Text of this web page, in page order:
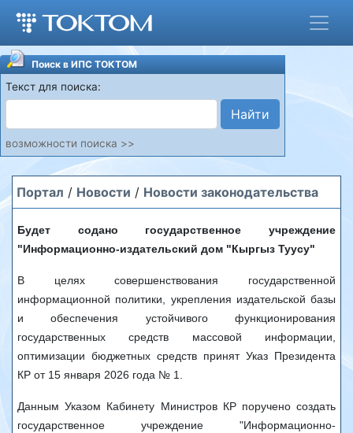
Поиск в ИПС ТОКТОМ
Текст для поиска:
Найти
возможности поиска >>
Портал / Новости / Новости законодательства
Будет содано государственное учреждение
"Информационно-издательский дом "Кыргыз Туусу"
В целях совершенствования государственной
информационной политики, укрепления издательской базы
и обеспечения устойчивого функционирования
государственных средств массовой информации,
оптимизации бюджетных средств принят Указ Президента
КР от 15 января 2026 года № 1.
Данным Указом Кабинету Министров КР поручено создать
государственное учреждение "Информационно-